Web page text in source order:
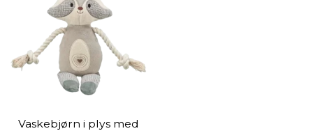
Vaskebjørn i plys med